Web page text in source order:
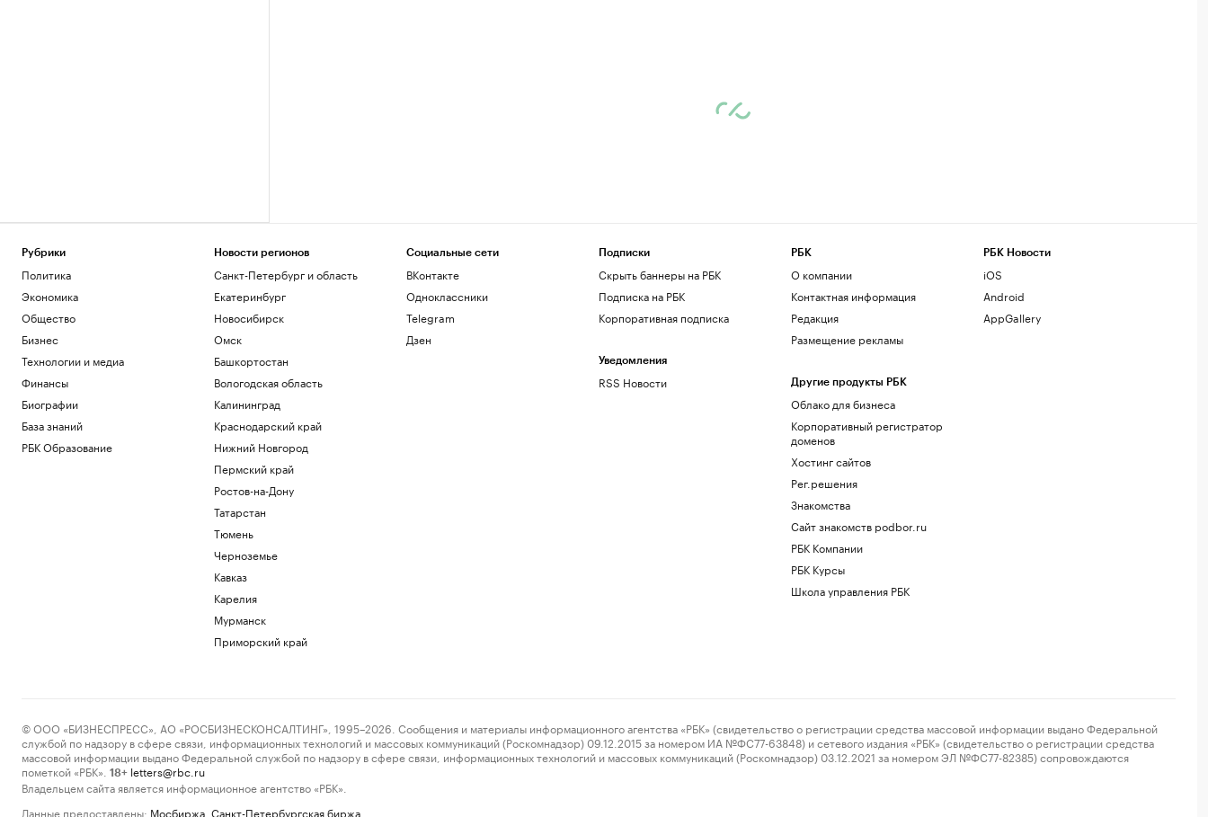
Рубрики
Политика
Экономика
Общество
Бизнес
Технологии и медиа
Финансы
Биографии
База знаний
РБК Образование
Новости регионов
Санкт-Петербург и область
Екатеринбург
Новосибирск
Омск
Башкортостан
Вологодская область
Калининград
Краснодарский край
Нижний Новгород
Пермский край
Ростов-на-Дону
Татарстан
Тюмень
Черноземье
Кавказ
Карелия
Мурманск
Приморский край
Социальные сети
ВКонтакте
Одноклассники
Telegram
Дзен
Подписки
Скрыть баннеры на РБК
Подписка на РБК
Корпоративная подписка
Уведомления
RSS Новости
РБК
О компании
Контактная информация
Редакция
Размещение рекламы
Другие продукты РБК
Облако для бизнеса
Корпоративный регистратор
доменов
Хостинг сайтов
Рег.решения
Знакомства
Сайт знакомств podbor.ru
РБК Компании
РБК Курсы
Школа управления РБК
РБК Новости
iOS
Android
AppGallery
© ООО «БИЗНЕСПРЕСС», АО «РОСБИЗНЕСКОНСАЛТИНГ», 1995–2026. Сообщения и материалы информационного агентства «РБК» (свидетельство о регистрации средства массовой информации выдано Федеральной
службой по надзору в сфере связи, информационных технологий и массовых коммуникаций (Роскомнадзор) 09.12.2015 за номером ИА №ФС77-63848) и сетевого издания «РБК» (свидетельство о регистрации средства
массовой информации выдано Федеральной службой по надзору в сфере связи, информационных технологий и массовых коммуникаций (Роскомнадзор) 03.12.2021 за номером ЭЛ №ФС77-82385) сопровождаются
пометкой «РБК».
18+ letters@rbc.ru
Владельцем сайта является информационное агентство «РБК».
Данные предоставлены: Мосбиржа Санкт-Петербургская биржа